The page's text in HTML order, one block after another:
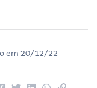
em 20/12/22